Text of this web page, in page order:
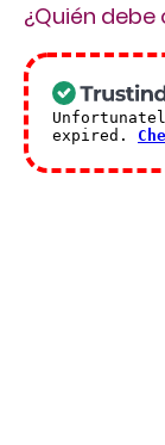
¿Quién debe